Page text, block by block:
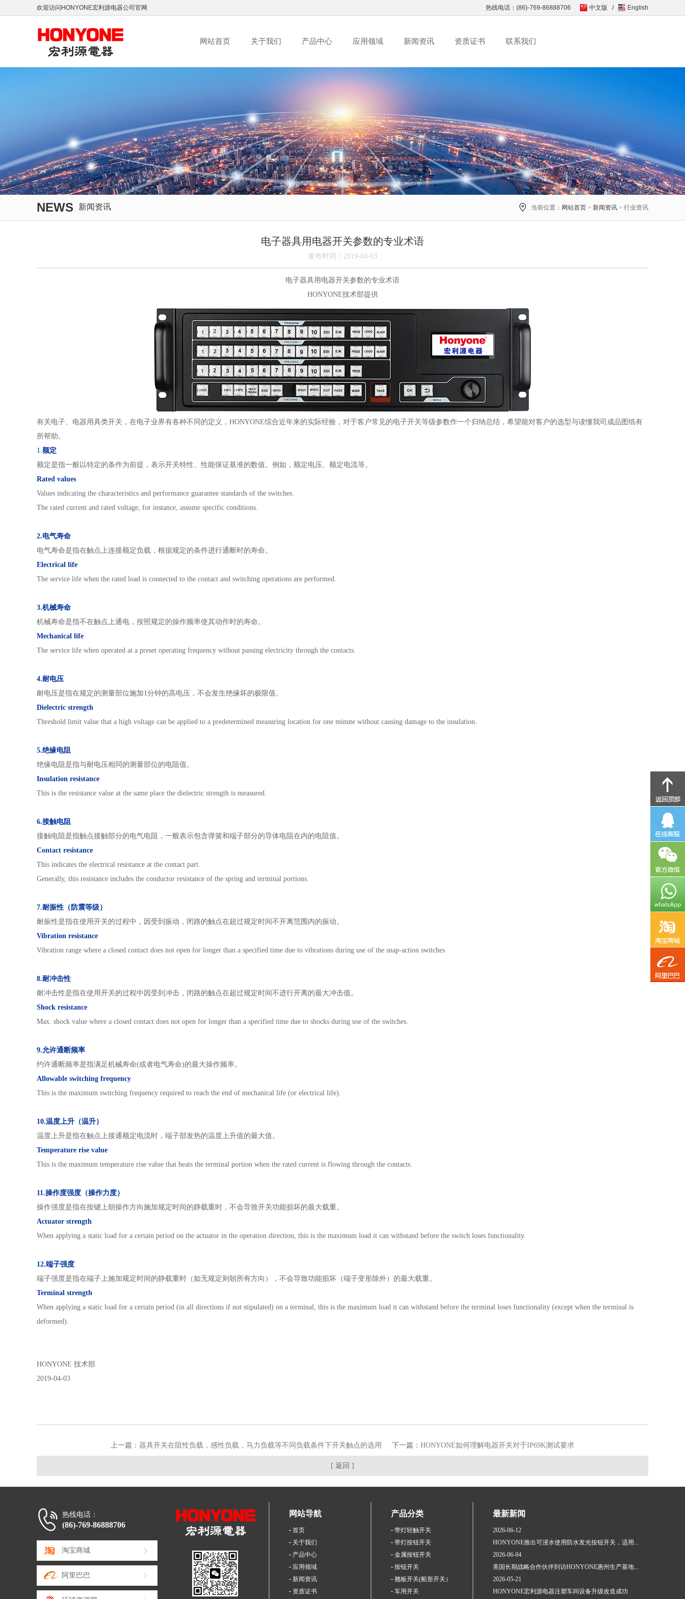
欢迎访问HONYONE宏利源电器公司官网 热线电话：(86)-769-86888706 中文版 / English
网站首页 关于我们 产品中心 应用领域 新闻资讯 资质证书 联系我们
NEWS 新闻资讯 当前位置： 网站首页 > 新闻资讯 > 行业资讯
电子器具用电器开关参数的专业术语
发布时间：2019-04-03
电子器具用电器开关参数的专业术语
HONYONE技术部提供
有关电子、电器用具类开关，在电子业界有各种不同的定义，HONYONE综合近年来的实际经验，对于客户常见的电子开关等级参数作一个归纳总结，希望能对客户的选型与读懂我司成品图纸有
所帮助。
1.额定
额定是指一般以特定的条件为前提，表示开关特性、性能保证基准的数值。例如，额定电压、额定电流等。
Rated values
Values indicating the characteristics and performance guarantee standards of the switches.
The rated current and rated voltage, for instance, assume specific conditions.
2.电气寿命
电气寿命是指在触点上连接额定负载，根据规定的条件进行通断时的寿命。
Electrical life
The service life when the rated load is connected to the contact and switching operations are performed.
3.机械寿命
机械寿命是指不在触点上通电，按照规定的操作频率使其动作时的寿命。
Mechanical life
The service life when operated at a preset operating frequency without passing electricity through the contacts.
4.耐电压
耐电压是指在规定的测量部位施加1分钟的高电压，不会发生绝缘坏的极限值。
Dielectric strength
Threshold limit value that a high voltage can be applied to a predetermined measuring location for one minute without causing damage to the insulation.
5.绝缘电阻
绝缘电阻是指与耐电压相同的测量部位的电阻值。
Insulation resistance
This is the resistance value at the same place the dielectric strength is measured.
6.接触电阻
接触电阻是指触点接触部分的电气电阻，一般表示包含弹簧和端子部分的导体电阻在内的电阻值。
Contact resistance
This indicates the electrical resistance at the contact part.
Generally, this resistance includes the conductor resistance of the spring and terminal portions.
7.耐振性（防震等级）
耐振性是指在使用开关的过程中，因受到振动，闭路的触点在超过规定时间不开离范围内的振动。
Vibration resistance
Vibration range where a closed contact does not open for longer than a specified time due to vibrations during use of the snap-action switches
8.耐冲击性
耐冲击性是指在使用开关的过程中因受到冲击，闭路的触点在超过规定时间不进行开离的最大冲击值。
Shock resistance
Max. shock value where a closed contact does not open for longer than a specified time due to shocks during use of the switches.
9.允许通断频率
约许通断频率是指满足机械寿命(或者电气寿命)的最大操作频率。
Allowable switching frequency
This is the maximum switching frequency required to reach the end of mechanical life (or electrical life).
10.温度上升（温升）
温度上升是指在触点上接通额定电流时，端子部发热的温度上升值的最大值。
Temperature rise value
This is the maximum temperature rise value that heats the terminal portion when the rated current is flowing through the contacts.
11.操作度强度（操作力度）
操作强度是指在按键上朝操作方向施加规定时间的静载重时，不会导致开关功能损坏的最大载重。
Actuator strength
When applying a static load for a certain period on the actuator in the operation direction, this is the maximum load it can withstand before the switch loses functionality.
12.端子强度
端子强度是指在端子上施加规定时间的静载重时（如无规定则朝所有方向），不会导致功能损坏（端子变形除外）的最大载重。
Terminal strength
When applying a static load for a certain period (in all directions if not stipulated) on a terminal, this is the maximum load it can withstand before the terminal loses functionality (except when the terminal is
deformed).
HONYONE 技术部
2019-04-03
上一篇： 器具开关在阻性负载，感性负载，马力负载等不同负载条件下开关触点的选用 下一篇： HONYONE如何理解电器开关对于IP69K测试要求
[ 返回 ]
热线电话：
(86)-769-86888706
淘宝商城
阿里巴巴
网站导航
首页
关于我们
产品中心
应用领域
新闻资讯
资质证书
产品分类
带灯轻触开关
带灯按钮开关
金属按钮开关
按钮开关
翘板开关(船形开关）
车用开关
最新新闻
2026-06-12
HONYONE推出可浸水使用防水发光按钮开关，适用...
2026-06-04
美国长期战略合作伙伴到访HONYONE惠州生产基地...
2026-05-21
HONYONE宏利源电器注塑车间设备升级改造成功
前
往